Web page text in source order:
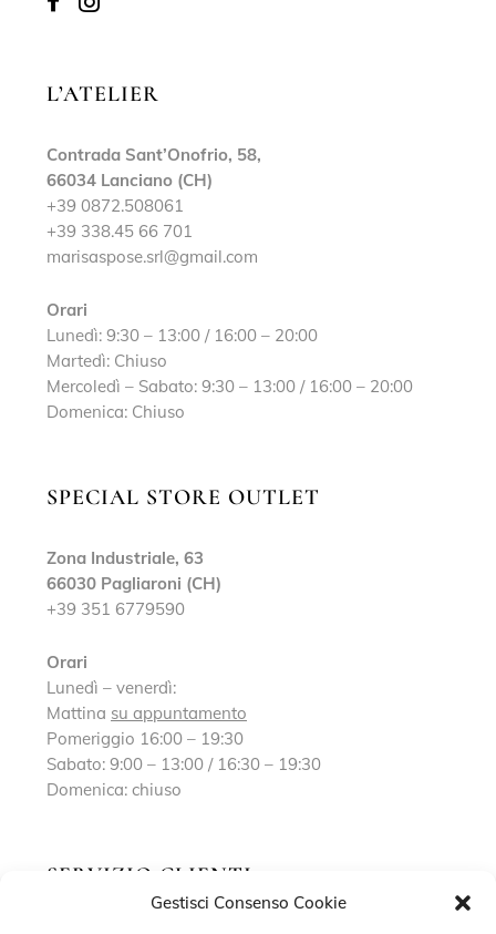
Gestisci Consenso Cookie
L’ATELIER
Contrada Sant’Onofrio, 58,
66034 Lanciano (CH)
+39 0872.508061
+39 338.45 66 701
marisaspose.srl@gmail.com
Orari
Lunedì: 9:30 – 13:00 / 16:00 – 20:00
Martedì: Chiuso
Mercoledì – Sabato: 9:30 – 13:00 / 16:00 – 20:00
Domenica: Chiuso
SPECIAL STORE OUTLET
Zona Industriale, 63
66030 Pagliaroni (CH)
+39 351 6779590
Orari
Lunedì – venerdì:
Mattina su appuntamento
Pomeriggio 16:00 – 19:30
Sabato: 9:00 – 13:00 / 16:30 – 19:30
Domenica: chiuso
SERVIZIO CLIENTI